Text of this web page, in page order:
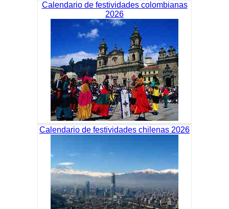
Calendario de festividades colombianas
2026
Calendario de festividades chilenas 2026